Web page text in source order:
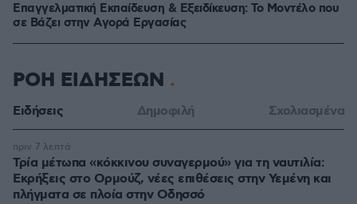
Επαγγελματική Εκπαίδευση & Εξειδίκευση: Το Mοντέλο που
σε Bάζει στην Aγορά Eργασίας
ΡΟΗ ΕΙΔΗΣΕΩΝ
Ειδήσεις Δημοφιλή Σχολιασμένα
Τρία μέτωπα «κόκκινου συναγερμού» για τη ναυτιλία:
Εκρήξεις στο Ορμούζ, νέες επιθέσεις στην Υεμένη και
πλήγματα σε πλοία στην Οδησσό
πριν 7 λεπτά